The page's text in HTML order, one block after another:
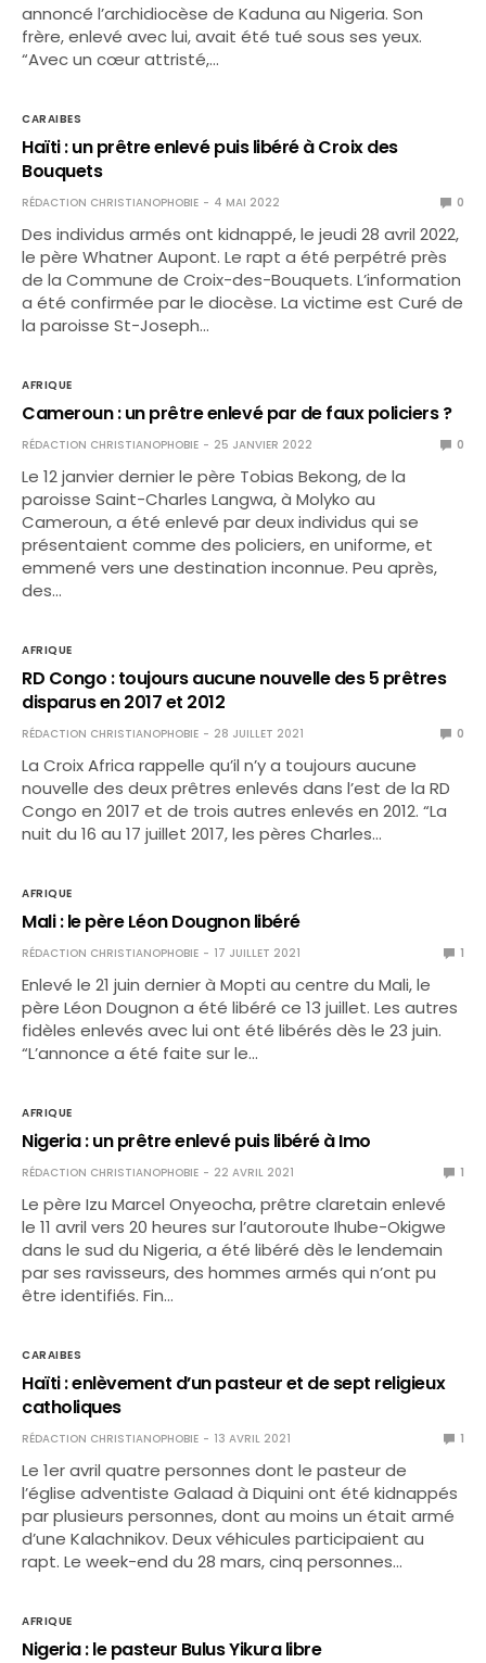
annoncé l’archidiocèse de Kaduna au Nigeria. Son
frère, enlevé avec lui, avait été tué sous ses yeux.
“Avec un cœur attristé,…
CARAIBES
Haïti : un prêtre enlevé puis libéré à Croix des
Bouquets
RÉDACTION CHRISTIANOPHOBIE 4 MAI 2022 0
Des individus armés ont kidnappé, le jeudi 28 avril 2022,
le père Whatner Aupont. Le rapt a été perpétré près
de la Commune de Croix-des-Bouquets. L’information
a été confirmée par le diocèse. La victime est Curé de
la paroisse St-Joseph…
AFRIQUE
Cameroun : un prêtre enlevé par de faux policiers ?
RÉDACTION CHRISTIANOPHOBIE 25 JANVIER 2022 0
Le 12 janvier dernier le père Tobias Bekong, de la
paroisse Saint-Charles Langwa, à Molyko au
Cameroun, a été enlevé par deux individus qui se
présentaient comme des policiers, en uniforme, et
emmené vers une destination inconnue. Peu après,
des…
AFRIQUE
RD Congo : toujours aucune nouvelle des 5 prêtres
disparus en 2017 et 2012
RÉDACTION CHRISTIANOPHOBIE 28 JUILLET 2021 0
La Croix Africa rappelle qu’il n’y a toujours aucune
nouvelle des deux prêtres enlevés dans l’est de la RD
Congo en 2017 et de trois autres enlevés en 2012. “La
nuit du 16 au 17 juillet 2017, les pères Charles…
AFRIQUE
Mali : le père Léon Dougnon libéré
RÉDACTION CHRISTIANOPHOBIE 17 JUILLET 2021 1
Enlevé le 21 juin dernier à Mopti au centre du Mali, le
père Léon Dougnon a été libéré ce 13 juillet. Les autres
fidèles enlevés avec lui ont été libérés dès le 23 juin.
“L’annonce a été faite sur le…
AFRIQUE
Nigeria : un prêtre enlevé puis libéré à Imo
RÉDACTION CHRISTIANOPHOBIE 22 AVRIL 2021 1
Le père Izu Marcel Onyeocha, prêtre claretain enlevé
le 11 avril vers 20 heures sur l’autoroute Ihube-Okigwe
dans le sud du Nigeria, a été libéré dès le lendemain
par ses ravisseurs, des hommes armés qui n’ont pu
être identifiés. Fin…
CARAIBES
Haïti : enlèvement d’un pasteur et de sept religieux
catholiques
RÉDACTION CHRISTIANOPHOBIE 13 AVRIL 2021 1
Le 1er avril quatre personnes dont le pasteur de
l’église adventiste Galaad à Diquini ont été kidnappés
par plusieurs personnes, dont au moins un était armé
d’une Kalachnikov. Deux véhicules participaient au
rapt. Le week-end du 28 mars, cinq personnes…
AFRIQUE
Nigeria : le pasteur Bulus Yikura libre